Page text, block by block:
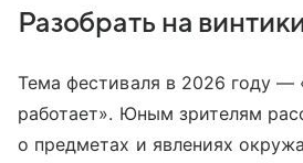
Разобрать на
Тема фестиваля в 2026 году —
работает». Юным зрителям
о предметах и явлениях